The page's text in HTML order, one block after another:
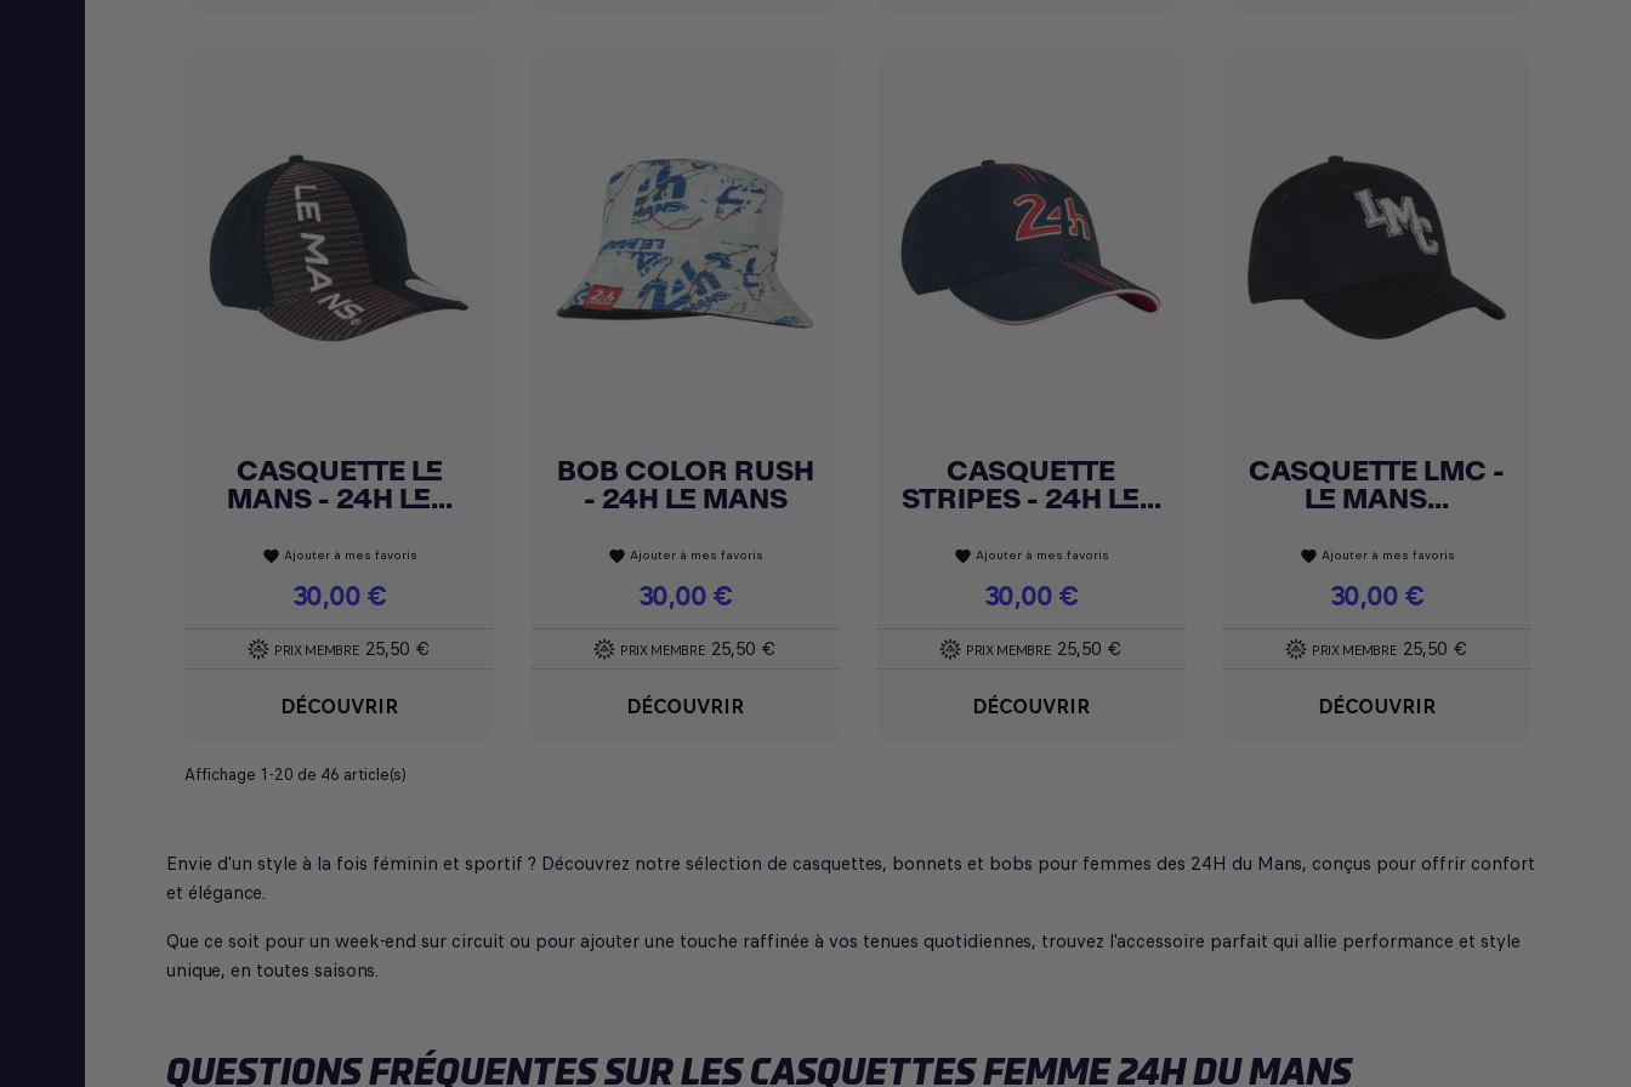
Achat express
CASQUETTE LE
MANS - 24H LE...
favorite Ajouter à mes favoris
Prix
30,00 €
PRIX MEMBRE 25,50 €
DÉCOUVRIR
Achat express
BOB COLOR RUSH
- 24H LE MANS
favorite Ajouter à mes favoris
Prix
30,00 €
PRIX MEMBRE 25,50 €
DÉCOUVRIR
Achat express
CASQUETTE
STRIPES - 24H LE...
favorite Ajouter à mes favoris
Prix
30,00 €
PRIX MEMBRE 25,50 €
DÉCOUVRIR
Achat express
CASQUETTE LMC -
LE MANS...
favorite Ajouter à mes favoris
Prix
30,00 €
PRIX MEMBRE 25,50 €
DÉCOUVRIR
Affichage 1-20 de 46 article(s)
Envie d'un style à la fois féminin et sportif ? Découvrez notre sélection de casquettes, bonnets et bobs pour femmes des 24H du Mans, conçus pour offrir confort
et élégance.
Que ce soit pour un week-end sur circuit ou pour ajouter une touche raffinée à vos tenues quotidiennes, trouvez l'accessoire parfait qui allie performance et style
unique, en toutes saisons.
QUESTIONS FRÉQUENTES SUR LES CASQUETTES FEMME 24H DU MANS